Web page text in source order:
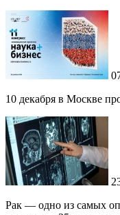
10 декабря в Москве
Рак — одно из самых